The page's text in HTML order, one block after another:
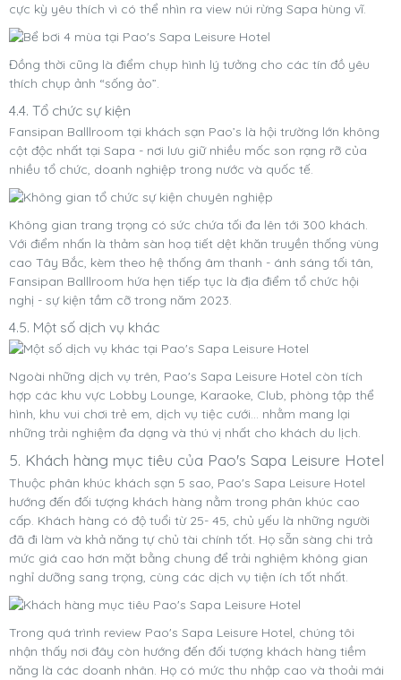
cực kỳ yêu thích vì có thể nhìn ra view núi rừng Sapa hùng vĩ.
Đồng thời cũng là điểm chụp hình lý tưởng cho các tín đồ yêu
thích chụp ảnh “sống ảo”.
4.4. Tổ chức sự kiện
Fansipan Balllroom tại khách sạn Pao’s là hội trường lớn không
cột độc nhất tại Sapa - nơi lưu giữ nhiều mốc son rạng rỡ của
nhiều tổ chức, doanh nghiệp trong nước và quốc tế.
Không gian trang trọng có sức chứa tối đa lên tới 300 khách.
Với điểm nhấn là thảm sàn hoạ tiết dệt khăn truyền thống vùng
cao Tây Bắc, kèm theo hệ thống âm thanh - ánh sáng tối tân,
Fansipan Balllroom hứa hẹn tiếp tục là địa điểm tổ chức hội
nghị - sự kiện tầm cỡ trong năm 2023.
4.5. Một số dịch vụ khác
Ngoài những dịch vụ trên, Pao's Sapa Leisure Hotel còn tích
hợp các khu vực ​Lobby Lounge, Karaoke, Club, phòng tập thể
hình, khu vui chơi trẻ em, dịch vụ tiệc cưới… nhằm mang lại
những trải nghiệm đa dạng và thú vị nhất cho khách du lịch.
5. Khách hàng mục tiêu của Pao's Sapa Leisure Hotel
Thuộc phân khúc khách sạn 5 sao, Pao's Sapa Leisure Hotel
hướng đến đối tượng khách hàng nằm trong phân khúc cao
cấp. Khách hàng có độ tuổi từ 25- 45, chủ yếu là những người
đã đi làm và khả năng tự chủ tài chính tốt. Họ sẵn sàng chi trả
mức giá cao hơn mặt bằng chung để trải nghiệm không gian
nghỉ dưỡng sang trọng, cùng các dịch vụ tiện ích tốt nhất.
Trong quá trình review Pao's Sapa Leisure Hotel, chúng tôi
nhận thấy nơi đây còn hướng đến đối tượng khách hàng tiềm
năng là các doanh nhân. Họ có mức thu nhập cao và thoải mái